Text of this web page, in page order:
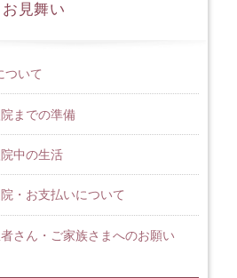
見舞い
ついて
院までの準備
院中の生活
・お支払いについて
さん・ご家族さまへのお願い